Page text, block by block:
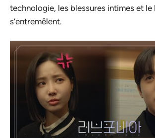
technologie, les blessures intimes et le
s’entremêlent.